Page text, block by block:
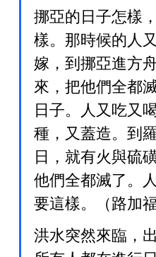
挪亞的日子怎樣
樣。那時候的人
嫁，到挪亞進方
來，把他們全都
日子。人又吃又
種，又蓋造。到
日，就有火與硫
他們全都滅了。
要這樣。（路加
洪水突然來臨，